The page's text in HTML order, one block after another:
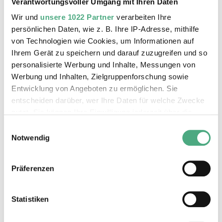
Wir und unsere 1022 Partner verarbeiten Ihre
persönlichen Daten, wie z. B. Ihre IP-Adresse, mithilfe
von Technologien wie Cookies, um Informationen auf
Ihrem Gerät zu speichern und darauf zuzugreifen und so
personalisierte Werbung und Inhalte, Messungen von
Werbung und Inhalten, Zielgruppenforschung sowie
Entwicklung von Angeboten zu ermöglichen. Sie
entscheiden darüber, wer Ihre Daten für welche Zwecke
Trigger Symbol ändern oder widerrufen
Informationen über Ihre geografische Lage erfassen,
Ihr Gerät durch aktives Scannen nach bestimmten
Notwendig
Präferenzen
Statistiken
Das könnte Sie auch interessieren
ferien
Programm
©